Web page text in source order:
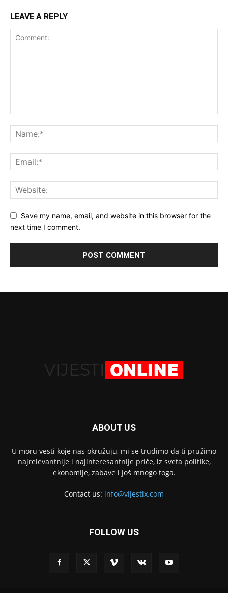
LEAVE A REPLY
Save my name, email, and website in this browser for the
next time I comment.
ABOUT US
U moru vesti koje nas okružuju, mi se trudimo da ti pružimo
najrelevantnije i najinteresantnije priče, iz sveta politike,
ekonomije, zabave i još mnogo toga.
Contact us: info@vijestix.com
FOLLOW US